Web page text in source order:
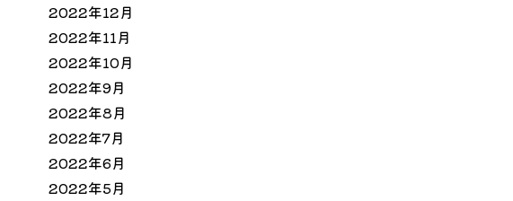
2022年12月
2022年11月
2022年10月
2022年9月
2022年8月
2022年7月
2022年6月
2022年5月